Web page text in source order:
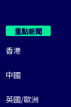
重點新聞
香港
中國
英國/歐洲